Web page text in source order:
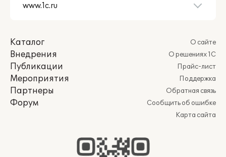
Каталог
Внедрения
Публикации
Мероприятия
Партнеры
Форум
О сайте
О решениях 1С
Прайс-лист
Поддержка
Обратная связь
Сообщить об ошибке
Карта сайта